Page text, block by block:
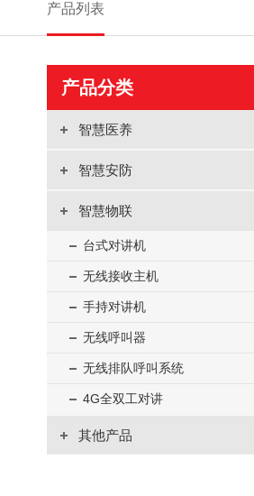
产品列表
产品分类
智慧医养
智慧安防
智慧物联
台式对讲机
无线接收主机
手持对讲机
无线呼叫器
无线排队呼叫系统
4G全双工对讲
其他产品